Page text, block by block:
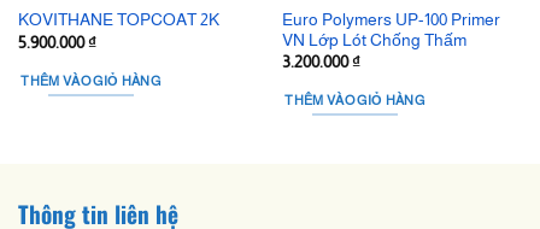
KOVITHANE TOPCOAT 2K
5.900.000₫
THÊM VÀO GIỎ HÀNG
Euro Polymers UP-100 Primer
VN Lớp Lót Chống Thấm
3.200.000₫
THÊM VÀO GIỎ HÀNG
Thông tin liên hệ